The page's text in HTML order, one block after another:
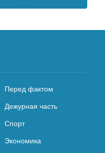
Перед фактом
Дежурная часть
Спорт
Экономика